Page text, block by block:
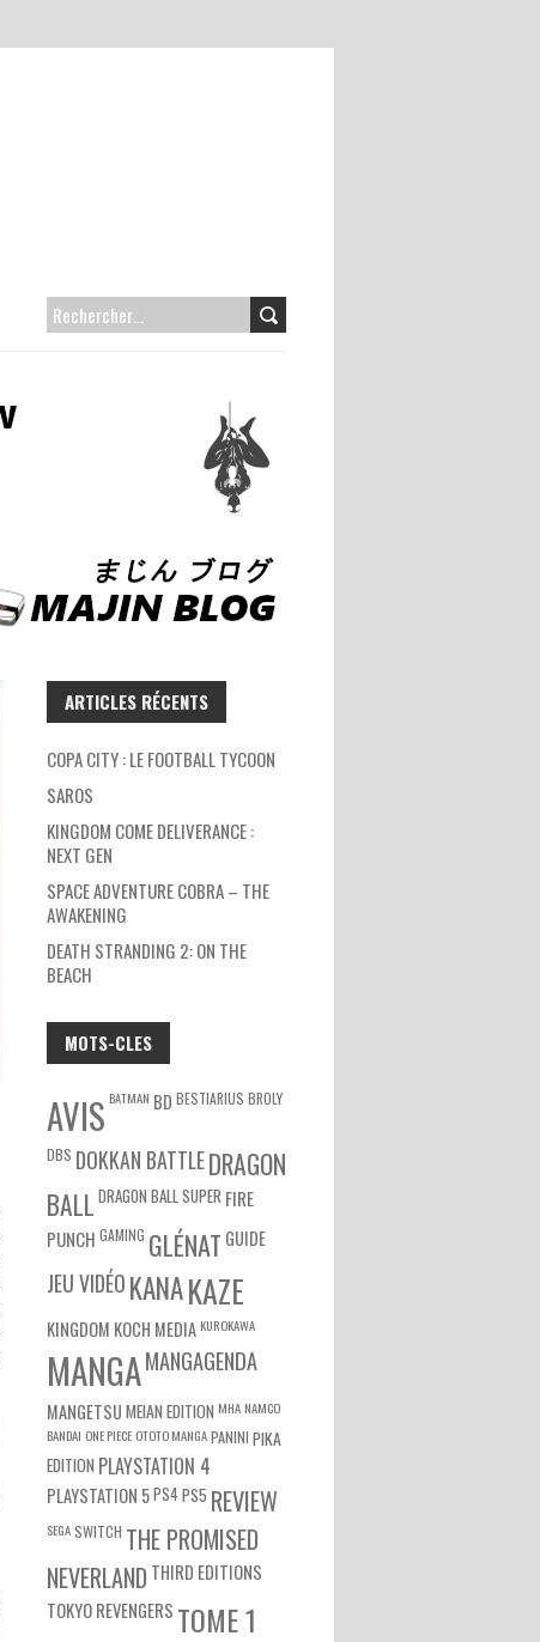
RECHERCHER :
ARTICLES RÉCENTS
COPA CITY : LE FOOTBALL TYCOON
SAROS
KINGDOM COME DELIVERANCE :
NEXT GEN
SPACE ADVENTURE COBRA – THE
AWAKENING
DEATH STRANDING 2: ON THE
BEACH
MOTS-CLES
AVIS BATMAN BD BESTIARIUS BROLY
DBS DOKKAN BATTLEDRAGON
BALL DRAGON BALL SUPER FIRE
PUNCH GAMING GLÉNAT GUIDE
JEU VIDÉOKANAKAZE
KINGDOM KOCH MEDIA KUROKAWA
MANGAMANGAGENDA
MANGETSUMEIAN EDITION MHA NAMCO
BANDAI ONE PIECE OTOTO MANGAPANINI PIKA
EDITION PLAYSTATION 4
PLAYSTATION 5PS4PS5 REVIEW
SEGASWITCH THE PROMISED
NEVERLAND THIRD EDITIONS
TOKYO REVENGERS TOME 1